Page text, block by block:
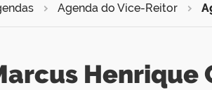
Agenda do Vice-Reitor